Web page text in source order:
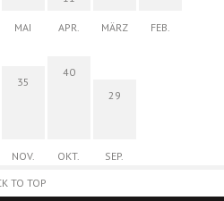
MAI APR. MÄRZ FEB.
35
NOV.
40
OKT.
29
SEP.
TO TOP